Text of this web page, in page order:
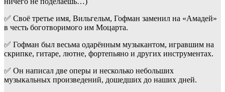
✅ Своё третье имя, Вильгельм, Гофман заменил на «Амадей»
в честь боготворимого им Моцарта.
✅ Гофман был весьма одарённым музыкантом, игравшим на
скрипке, гитаре, лютне, фортепьяно и других инструментах.
✅ Он написал две оперы и несколько небольших
музыкальных произведений, дошедших до наших дней.